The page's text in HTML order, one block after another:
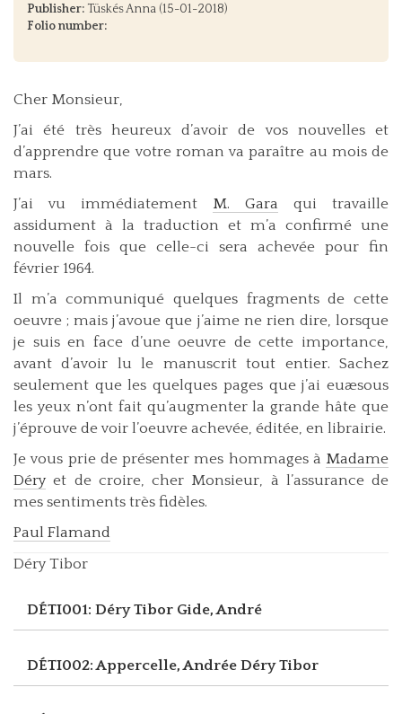
Publisher: Tüskés Anna (15-01-2018)
Folio number:
Cher Monsieur,
J’ai été très heureux d’avoir de vos nouvelles et
d’apprendre que votre roman va paraître au mois de
mars.
J’ai vu immédiatement M. Gara qui travaille
assidument à la traduction et m’a confirmé une
nouvelle fois que celle-ci sera achevée pour fin
février 1964.
Il m’a communiqué quelques fragments de cette
oeuvre ; mais j’avoue que j’aime ne rien dire, lorsque
je suis en face d’une oeuvre de cette importance,
avant d’avoir lu le manuscrit tout entier. Sachez
seulement que les quelques pages que j’ai euæsous
les yeux n’ont fait qu’augmenter la grande hâte que
j’éprouve de voir l’oeuvre achevée, éditée, en librairie.
Je vous prie de présenter mes hommages à Madame
Déry et de croire, cher Monsieur, à l’assurance de
mes sentiments très fidèles.
Paul Flamand
Déry Tibor
DÉTI001: Déry Tibor Gide, André
DÉTI002: Appercelle, Andrée Déry Tibor